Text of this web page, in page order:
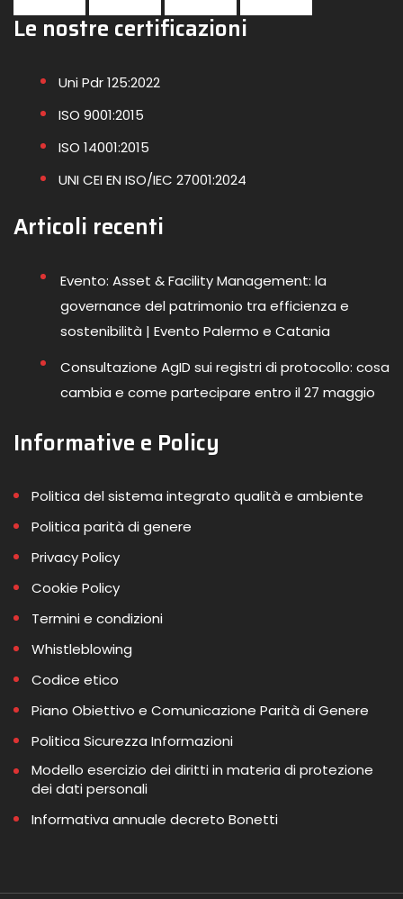
Le nostre certificazioni
Uni Pdr 125:2022
ISO 9001:2015
ISO 14001:2015
UNI CEI EN ISO/IEC 27001:2024
Articoli recenti
Evento: Asset & Facility Management: la
governance del patrimonio tra efficienza e
sostenibilità | Evento Palermo e Catania
Consultazione AgID sui registri di protocollo: cosa
cambia e come partecipare entro il 27 maggio
Informative e Policy
Politica del sistema integrato qualità e ambiente
Politica parità di genere
Privacy Policy
Cookie Policy
Termini e condizioni
Whistleblowing
Codice etico
Piano Obiettivo e Comunicazione Parità di Genere
Politica Sicurezza Informazioni
Modello esercizio dei diritti in materia di protezione
dei dati personali
Informativa annuale decreto Bonetti